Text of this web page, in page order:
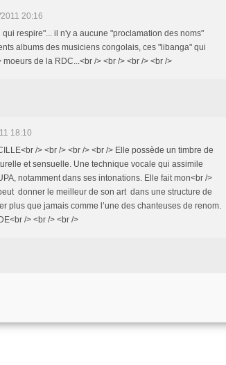
20:16
respire"... il n'y a aucune "proclamation des noms"
albums des musiciens congolais, ces "libanga" qui
de la RDC...<br /> <br /> <br /> <br />
18:10
/> <br /> <br /> <br /> Elle possède un timbre de
et sensuelle. Une technique vocale qui assimile
notamment dans ses intonations. Elle fait mon<br />
donner le meilleur de son art dans une structure de
plus que jamais comme l’une des chanteuses de renom.
/> <br /> <br />